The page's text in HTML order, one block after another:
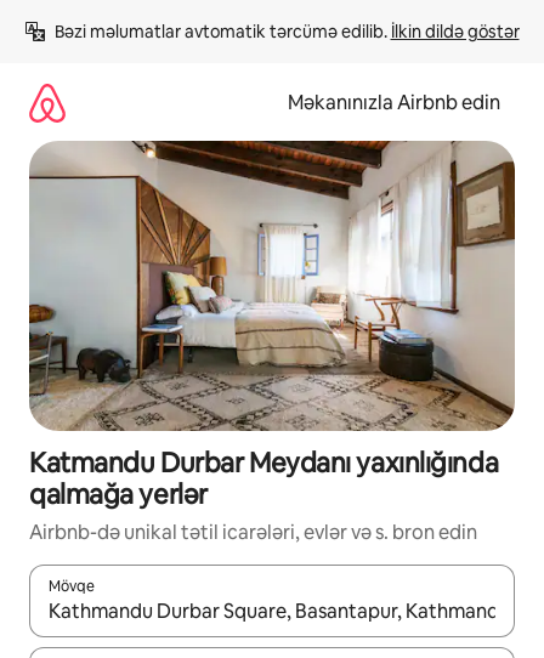
keç
Bəzi məlumatlar avtomatik tərcümə edilib. İlkin dildə göstər
Məkanınızla Airbnb edin
Katmandu Durbar Meydanı yaxınlığında
qalmağa yerlər
Airbnb-də unikal tətil icarələri, evlər və s. bron edin
Mövqe
Nəticələr varsa, yuxarı və aşağı ox düymələri ilə naviqasiya